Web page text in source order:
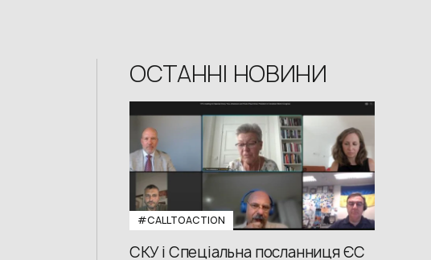
ОСТАННІ НОВИНИ
#CALLTOACTION
СКУ і Спеціальна посланниця ЄС